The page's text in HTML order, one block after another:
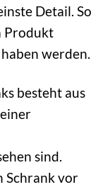
Detail. So
Produkt
werden.
besteht aus
sind.
Schrank vor